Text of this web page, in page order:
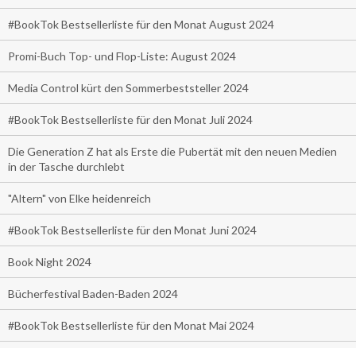
#BookTok Bestsellerliste für den Monat August 2024
Promi-Buch Top- und Flop-Liste: August 2024
Media Control kürt den Sommerbeststeller 2024
#BookTok Bestsellerliste für den Monat Juli 2024
Die Generation Z hat als Erste die Pubertät mit den neuen Medien
in der Tasche durchlebt
"Altern" von Elke heidenreich
#BookTok Bestsellerliste für den Monat Juni 2024
Book Night 2024
Bücherfestival Baden-Baden 2024
#BookTok Bestsellerliste für den Monat Mai 2024